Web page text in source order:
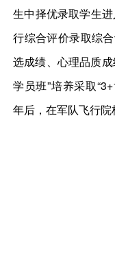
生中择优录取学生进
行综合评价录取综
选成绩、心理品质
学员班”培养采取
年后，在军队飞行院